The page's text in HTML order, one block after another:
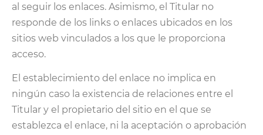
al seguir los enlaces. Asimismo, el Titular no
responde de los links o enlaces ubicados en los
sitios web vinculados a los que le proporciona
acceso.
El establecimiento del enlace no implica en
ningún caso la existencia de relaciones entre el
Titular y el propietario del sitio en el que se
establezca el enlace, ni la aceptación o aprobación